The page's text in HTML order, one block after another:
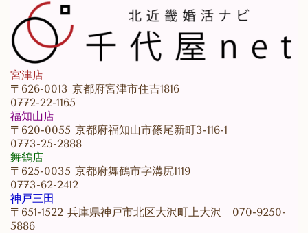
宮津店
〒626-0013 京都府宮津市住吉1816
0772-22-1165
福知山店
〒620-0055 京都府福知山市篠尾新町3-116-1
0773-25-2888
舞鶴店
〒625-0035 京都府舞鶴市字溝尻1119
0773-62-2412
神戸三田
〒651-1522 兵庫県神戸市北区大沢町上大沢 070-9250-
5886